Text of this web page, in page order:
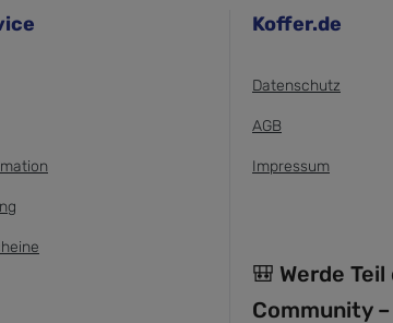
Koffer.de
Datenschutz
AGB
Impressum
🎒 Werde
Community